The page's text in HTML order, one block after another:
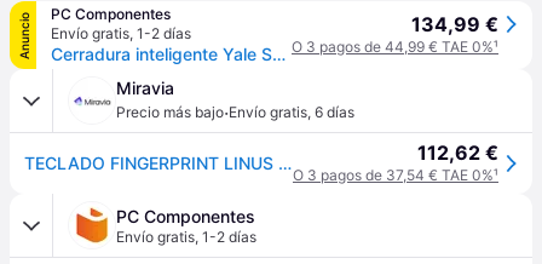
Anuncio
PC Componentes
Envío gratis, 1-2 días
Cerradura inteligente Yale Smart Keypad 2 Bluetooth Apertura con Huella y Código PIN Compatible con App Yale Home
134,99 €
O 3 pagos de 44,99 € TAE 0%¹
Miravia
Precio más bajo·Envío gratis, 6 días
TECLADO FINGERPRINT LINUS SMART KEYPAD 2 05/303000/BL 112,62 €
O 3 pagos de 37,54 € TAE 0%¹
PC Componentes
Envío gratis, 1-2 días